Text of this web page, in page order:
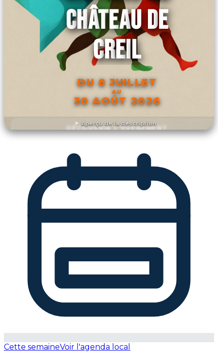
Aperçu de la description
CHÂTEAU DE
CREIL
DU 8 JUILLET
AU
30 AOÛT 2026
DÉCOUVRIR L'ÉVÉNEMENT
Cette semaineVoir l'agenda local